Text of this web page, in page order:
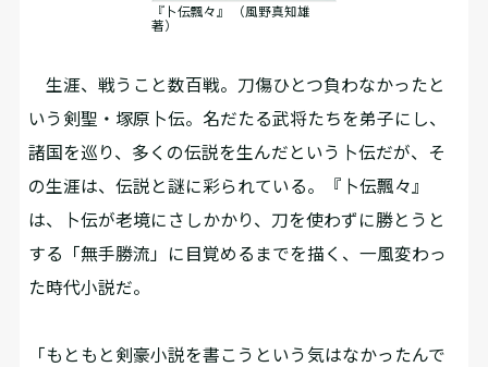
『卜伝飄々』 （風野真知雄
著）
生涯、戦うこと数百戦。刀傷ひとつ負わなかったと
いう剣聖・塚原卜伝。名だたる武将たちを弟子にし、
諸国を巡り、多くの伝説を生んだという卜伝だが、そ
の生涯は、伝説と謎に彩られている。『卜伝飄々』
は、卜伝が老境にさしかかり、刀を使わずに勝とうと
する「無手勝流」に目覚めるまでを描く、一風変わっ
た時代小説だ。
「もともと剣豪小説を書こうという気はなかったんで